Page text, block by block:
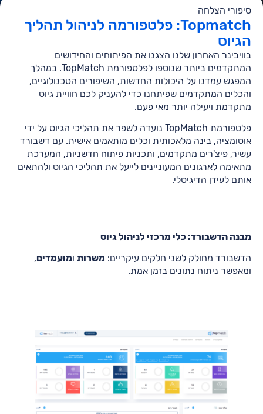
סיפורי הצלחה
Topmatch: פלטפורמה לניהול תהליך
הגיוס
בוויבינר האחרון שלנו הצגנו את הפיתוחים והחידושים
המתקדמים ביותר שנוספו לפלטפורמת TopMatch. במהלך
המפגש עמדנו על היכולות החדשות, השיפורים הטכנולוגיים,
והכלים המתקדמים שפיתחנו כדי להעניק לכם חוויית גיוס
מתקדמת ויעילה יותר מאי פעם.
פלטפורמת TopMatch נועדה לשפר את תהליכי הגיוס על ידי
אוטומציה, בינה מלאכותית וכלים מותאמים אישית. עם דשבורד
עשיר, פיצ'רים מתקדמים, ותכניות פיתוח חדשניות, המערכת
מתאימה לארגונים המעוניינים לייעל את תהליכי הגיוס ולהתאים
אותם לעידן הדיגיטלי.
מבנה הדשבורד: כלי מרכזי לניהול גיוס
הדשבורד מחולק לשני חלקים עיקריים: משרות ומועמדים,
ומאפשר ניתוח נתונים בזמן אמת.